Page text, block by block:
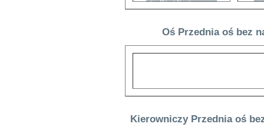
Oś Przednia oś bez
Kierowniczy Przednia oś